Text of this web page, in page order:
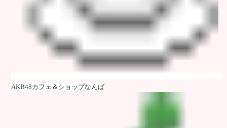
AKB48カフェ＆ショップなんば